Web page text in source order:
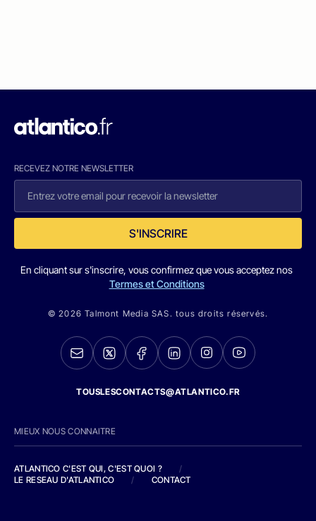
RECEVEZ NOTRE NEWSLETTER
S'INSCRIRE
En cliquant sur s'inscrire, vous confirmez que vous acceptez nos
Termes et Conditions
© 2026 Talmont Media SAS. tous droits réservés.
TOUSLESCONTACTS@ATLANTICO.FR
MIEUX NOUS CONNAITRE
ATLANTICO C'EST QUI, C'EST QUOI ?
/
LE RESEAU D'ATLANTICO
/ CONTACT